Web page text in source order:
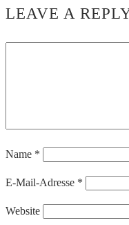
LEAVE A
Name *
E-Mail-Adresse *
Website